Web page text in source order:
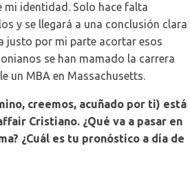
mi identidad. Solo hace falta
y se llegará a una conclusión clara
justo por mi parte acortar esos
se han mamado la carrera
un MBA en Massachusetts.
creemos, acuñado por ti) está
Cristiano. ¿Qué va a pasar en
¿Cuál es tu pronóstico a día de